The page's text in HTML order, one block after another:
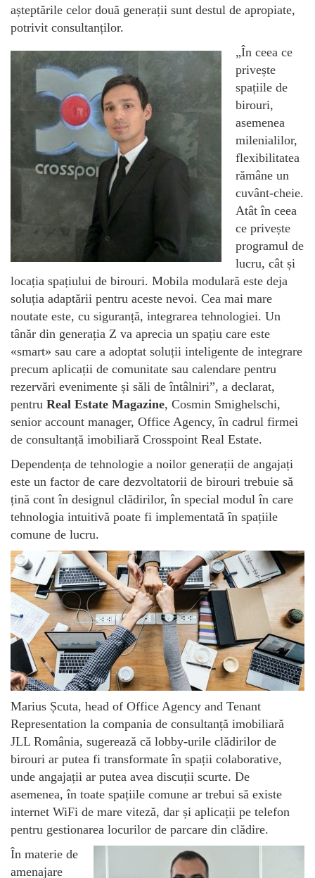
așteptările celor două generații sunt destul de apropiate,
potrivit consultanților.
„În ceea ce
privește
spațiile de
birouri,
asemenea
milenialilor,
flexibilitatea
rămâne un
cuvânt-cheie.
Atât în ceea
ce privește
programul de
lucru, cât și
locația spațiului de birouri. Mobila modulară este deja
soluția adaptării pentru aceste nevoi. Cea mai mare
noutate este, cu siguranță, integrarea tehnologiei. Un
tânăr din generația Z va aprecia un spațiu care este
«smart» sau care a adoptat soluții inteligente de integrare
precum aplicații de comunitate sau calendare pentru
rezervări evenimente și săli de întâlniri”, a declarat,
pentru Real Estate Magazine, Cosmin Smighelschi,
senior account manager, Office Agency, în cadrul firmei
de consultanță imobiliară Crosspoint Real Estate.
Dependența de tehnologie a noilor generații de angajați
este un factor de care dezvoltatorii de birouri trebuie să
țină cont în designul clădirilor, în special modul în care
tehnologia intuitivă poate fi implementată în spațiile
comune de lucru.
Marius Șcuta, head of Office Agency and Tenant
Representation la compania de consultanță imobiliară
JLL România, sugerează că lobby-urile clădirilor de
birouri ar putea fi transformate în spații colaborative,
unde angajații ar putea avea discuții scurte. De
asemenea, în toate spațiile comune ar trebui să existe
internet WiFi de mare viteză, dar și aplicații pe telefon
pentru gestionarea locurilor de parcare din clădire.
În materie de
amenajare